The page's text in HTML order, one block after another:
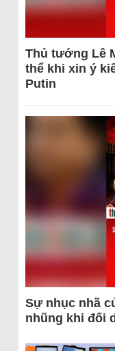
Thủ tướng Lê
thể khi xin ý
Putin
Sự nhục nhã
nhũng khi đối